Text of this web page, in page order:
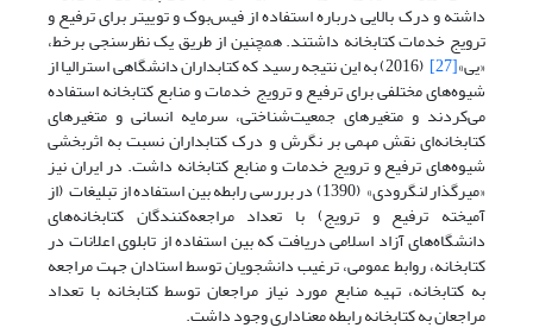
داشته و درک بالایی درباره استفاده از فیس‌بوک و توییتر برای ترفیع و
ترویج خدمات کتابخانه داشتند. همچنین از طریق یک نظرسنجی برخط،
«یی»[27] (2016) به این نتیجه رسید که کتابداران دانشگاهی استرالیا از
شیوه‌های مختلفی برای ترفیع و ترویج خدمات و منابع کتابخانه استفاده
می‌کردند و متغیرهای جمعیت‌شناختی، سرمایه انسانی و متغیرهای
کتابخانه‌ای نقش مهمی بر نگرش و درک کتابداران نسبت به اثربخشی
شیوه‌های ترفیع و ترویج خدمات و منابع کتابخانه داشت. در ایران نیز
«میرگذار لنگرودی» (1390) در بررسی رابطه بین استفاده از تبلیغات (از
آمیخته ترفیع و ترویج) با تعداد مراجعه‌کنندگان کتابخانه‌های
دانشگاه‌های آزاد اسلامی دریافت که بین استفاده از تابلوی اعلانات در
کتابخانه، روابط عمومی، ترغیب دانشجویان توسط استادان جهت مراجعه
به کتابخانه، تهیه منابع مورد نیاز مراجعان توسط کتابخانه با تعداد
مراجعان به کتابخانه رابطه معنا‌داری وجود داشت.